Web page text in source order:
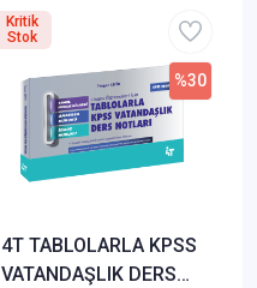
4T TABLOLARLA KPSS
VATANDAŞLIK DERS
%30
Kritik
Stok